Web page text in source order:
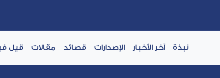
نبذة آخر الأخبار الإصدارات قصائد مقالات قيل